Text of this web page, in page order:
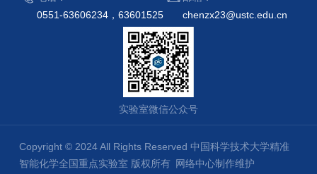
0551-63606234，63601525
chenzx23@ustc.edu.cn
实验室微信公众号
Copyright © 2024 All Rights Reserved 中国科学技术大学精准
智能化学全国重点实验室 版权所有 网络中心制作维护